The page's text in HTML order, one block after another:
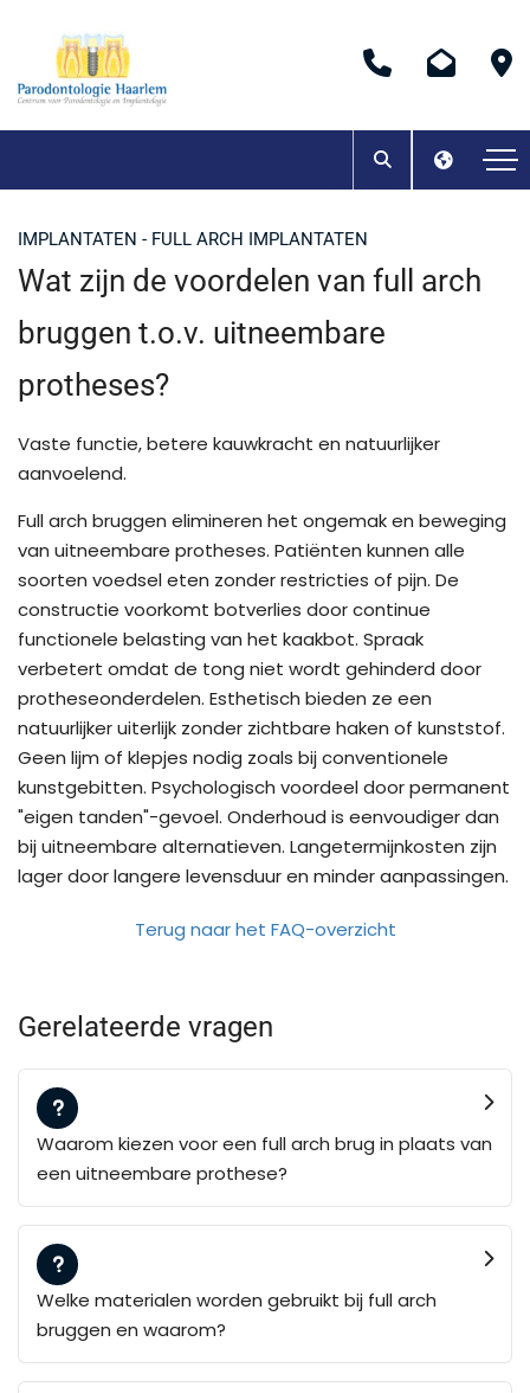
IMPLANTATEN - FULL ARCH IMPLANTATEN
Wat zijn de voordelen van full arch
bruggen t.o.v. uitneembare
protheses?
Vaste functie, betere kauwkracht en natuurlijker
aanvoelend.
Full arch bruggen elimineren het ongemak en beweging
van uitneembare protheses. Patiënten kunnen alle
soorten voedsel eten zonder restricties of pijn. De
constructie voorkomt botverlies door continue
functionele belasting van het kaakbot. Spraak
verbetert omdat de tong niet wordt gehinderd door
protheseonderdelen. Esthetisch bieden ze een
natuurlijker uiterlijk zonder zichtbare haken of kunststof.
Geen lijm of klepjes nodig zoals bij conventionele
kunstgebitten. Psychologisch voordeel door permanent
"eigen tanden"-gevoel. Onderhoud is eenvoudiger dan
bij uitneembare alternatieven. Langetermijnkosten zijn
lager door langere levensduur en minder aanpassingen.
Terug naar het FAQ-overzicht
Gerelateerde vragen
Waarom kiezen voor een full arch brug in plaats van
een uitneembare prothese?
Welke materialen worden gebruikt bij full arch
bruggen en waarom?